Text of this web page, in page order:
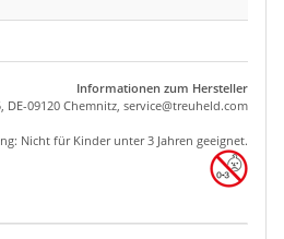
Informationen zum Hersteller
09120 Chemnitz, service@treuheld.com
Nicht für Kinder unter 3 Jahren geeignet.